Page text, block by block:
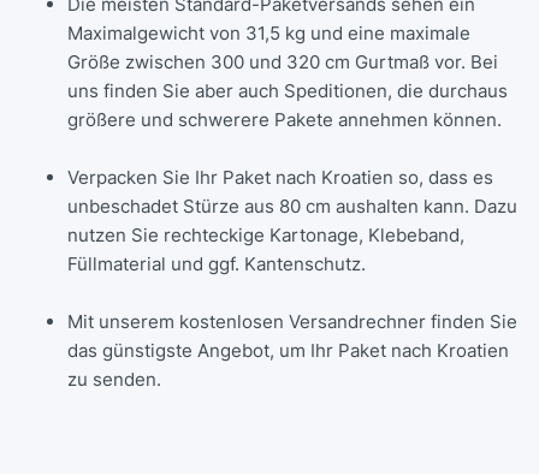
Maximalgewicht von 31,5 kg und eine maximale
Größe zwischen 300 und 320 cm Gurtmaß vor. Bei
uns finden Sie aber auch Speditionen, die durchaus
größere und schwerere Pakete annehmen können.
Verpacken Sie Ihr Paket nach Kroatien so, dass es
unbeschadet Stürze aus 80 cm aushalten kann. Dazu
nutzen Sie rechteckige Kartonage, Klebeband,
Füllmaterial und ggf. Kantenschutz.
Mit unserem kostenlosen Versandrechner finden Sie
das günstigste Angebot, um Ihr Paket nach Kroatien
zu senden.